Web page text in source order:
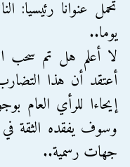
يوما..
لا أعلم هل تم سحب
أعتقد أن هذا
إيحاءا للرأي العام
وسوف يفقده الثقة
جهات رسمية..